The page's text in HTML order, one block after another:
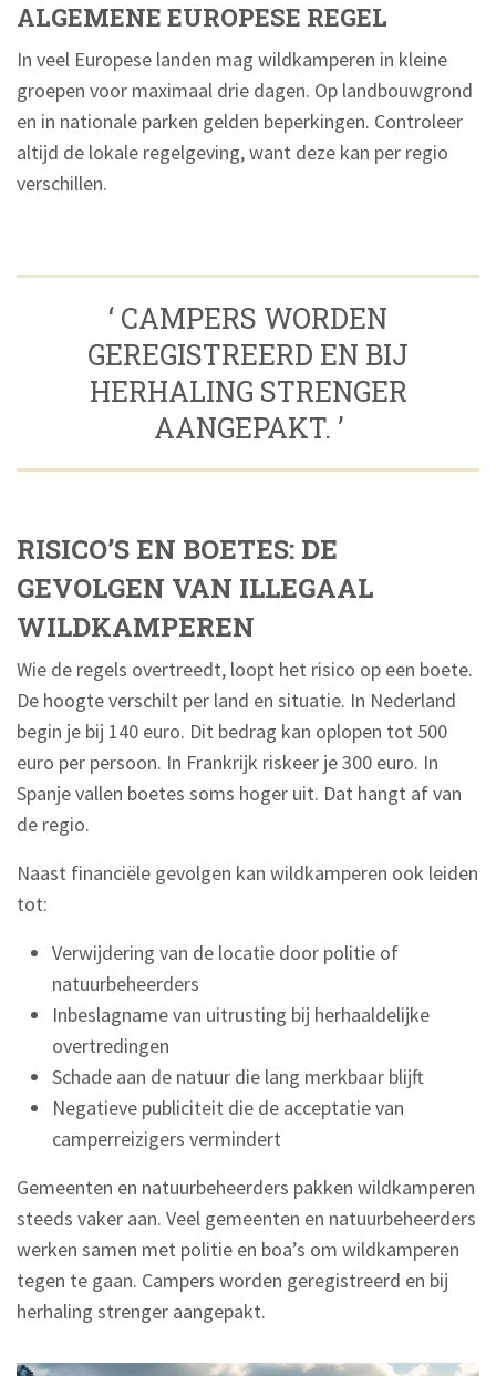
ALGEMENE EUROPESE REGEL
In veel Europese landen mag wildkamperen in kleine
groepen voor maximaal drie dagen. Op landbouwgrond
en in nationale parken gelden beperkingen. Controleer
altijd de lokale regelgeving, want deze kan per regio
verschillen.
‘ CAMPERS WORDEN
GEREGISTREERD EN BIJ
HERHALING STRENGER
AANGEPAKT. ’
RISICO’S EN BOETES: DE
GEVOLGEN VAN ILLEGAAL
WILDKAMPEREN
Wie de regels overtreedt, loopt het risico op een boete.
De hoogte verschilt per land en situatie. In Nederland
begin je bij 140 euro. Dit bedrag kan oplopen tot 500
euro per persoon. In Frankrijk riskeer je 300 euro. In
Spanje vallen boetes soms hoger uit. Dat hangt af van
de regio.
Naast financiële gevolgen kan wildkamperen ook leiden
tot:
Verwijdering van de locatie door politie of
natuurbeheerders
Inbeslagname van uitrusting bij herhaaldelijke
overtredingen
Schade aan de natuur die lang merkbaar blijft
Negatieve publiciteit die de acceptatie van
camperreizigers vermindert
Gemeenten en natuurbeheerders pakken wildkamperen
steeds vaker aan. Veel gemeenten en natuurbeheerders
werken samen met politie en boa’s om wildkamperen
tegen te gaan. Campers worden geregistreerd en bij
herhaling strenger aangepakt.